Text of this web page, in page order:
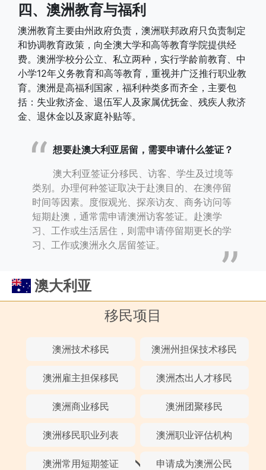
四、澳洲教育与福利
澳洲教育主要由州政府负责，澳洲联邦政府只负责制定
和协调教育政策，向全澳大学和高等教育学院提供经
费。澳洲学校分公立、私立两种，实行学龄前教育、中
小学12年义务教育和高等教育，重视并广泛推行职业教
育。澳洲是高福利国家，福利种类多而齐全，主要包
括：失业救济金、退伍军人及家属优抚金、残疾人救济
金、退休金以及家庭补贴等。
想要赴澳大利亚居留，需要申请什么签证？
澳大利亚签证分移民、访客、学生及过境等
类别。办理何种签证取决于赴澳目的、在澳停留
时间等因素。度假观光、探亲访友、商务访问等
短期赴澳，通常需申请澳洲访客签证。赴澳学
习、工作或生活居住，则需申请停留期更长的学
习、工作或澳洲永久居留签证。
澳大利亚
移民项目
澳洲技术移民 澳洲州担保技术移民
澳洲雇主担保移民 澳洲杰出人才移民
澳洲商业移民 澳洲团聚移民
澳洲移民职业列表 澳洲职业评估机构
澳洲常用短期签证 申请成为澳洲公民